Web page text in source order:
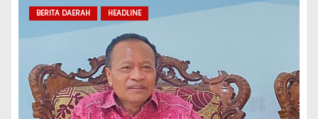
BERITA DAERAH HEADLINE